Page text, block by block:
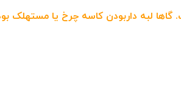
لبه داربودن کاسه چرخ یا مستهلک